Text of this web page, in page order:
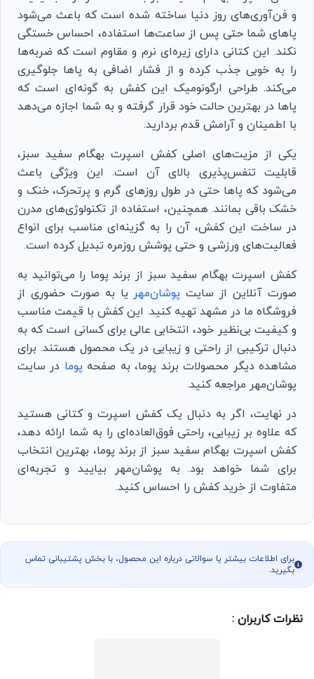
و فن‌آوری‌های روز دنیا ساخته شده است که باعث می‌شود
پاهای شما حتی پس از ساعت‌ها استفاده، احساس خستگی
نکند. این کتانی دارای زیره‌ای نرم و مقاوم است که ضربه‌ها
را به خوبی جذب کرده و از فشار اضافی به پاها جلوگیری
می‌کند. طراحی ارگونومیک این کفش به گونه‌ای است که
پاها در بهترین حالت خود قرار گرفته و به شما اجازه می‌دهد
با اطمینان و آرامش قدم بردارید.
یکی از مزیت‌های اصلی کفش اسپرت بهگام سفید سبز،
قابلیت تنفس‌پذیری بالای آن است. این ویژگی باعث
می‌شود که پاها حتی در طول روزهای گرم و پرتحرک، خنک و
خشک باقی بمانند. همچنین، استفاده از تکنولوژی‌های مدرن
در ساخت این کفش، آن را به گزینه‌ای مناسب برای انواع
فعالیت‌های ورزشی و حتی پوشش روزمره تبدیل کرده است.
کفش اسپرت بهگام سفید سبز از برند پوما را می‌توانید به
صورت آنلاین از سایت پوشان‌مهر یا به صورت حضوری از
فروشگاه ما در مشهد تهیه کنید. این کفش با قیمت مناسب
و کیفیت بی‌نظیر خود، انتخابی عالی برای کسانی است که به
دنبال ترکیبی از راحتی و زیبایی در یک محصول هستند. برای
مشاهده دیگر محصولات برند پوما، به صفحهپوما در سایت
پوشان‌مهر مراجعه کنید.
در نهایت، اگر به دنبال یک کفش اسپرت و کتانی هستید
که علاوه بر زیبایی، راحتی فوق‌العاده‌ای را به شما ارائه دهد،
کفش اسپرت بهگام سفید سبز از برند پوما، بهترین انتخاب
برای شما خواهد بود. به پوشان‌مهر بیایید و تجربه‌ای
متفاوت از خرید کفش را احساس کنید.
برای اطلاعات بیشتر یا سوالاتی درباره این محصول، با بخش پشتیبانی تماس
بگیرید.
نظرات کاربران :